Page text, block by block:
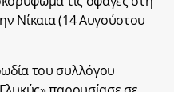
Νίκαια (14 Αυγούστου
του συλλόγου